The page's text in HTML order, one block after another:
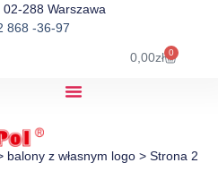
288 Warszawa
868 -36-97
0,00zł 0
balony z własnym logo> Strona 2